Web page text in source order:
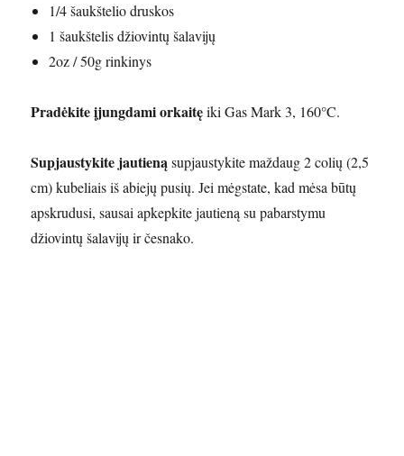
1/4 šaukštelio druskos
1 šaukštelis džiovintų šalavijų
2oz / 50g rinkinys
Pradėkite įjungdami orkaitęiki Gas Mark 3, 160°C.
Supjaustykite jautienąsupjaustykite maždaug 2 colių (2,5
cm) kubeliais iš abiejų pusių. Jei mėgstate, kad mėsa būtų
apskrudusi, sausai apkepkite jautieną su pabarstymu
džiovintų šalavijų ir česnako.